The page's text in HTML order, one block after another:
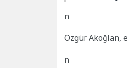
n
Özgür Akoğlan,
n